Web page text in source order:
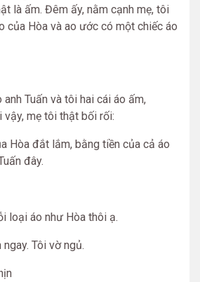
là ấm. Đêm ấy, nằm cạnh mẹ, tôi
của Hòa và ao ước có một chiếc áo
Tuấn và tôi hai cái áo ấm,
mẹ tôi thật bối rối:
Hòa đắt lắm, bằng tiền của cả áo
đây.
loại áo như Hòa thôi ạ.
Tôi vờ ngủ.